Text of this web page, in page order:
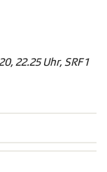
22.25 Uhr, SRF 1